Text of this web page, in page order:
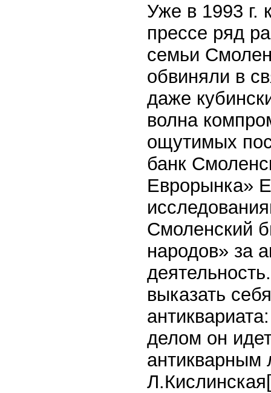
Уже в 1993 г.
прессе ряд
семьи
обвиняли в
даже
волна
ощутимых
банк
Еврорынка»
Смоленский
народов» за
выказать
делом он
антикварным